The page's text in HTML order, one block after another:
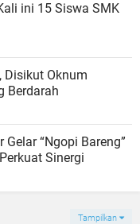
ini 15 Siswa SMK
Disikut Oknum
Berdarah
“Ngopi Bareng”
Sinergi
Tampilkan